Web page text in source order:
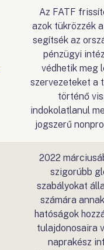
Az FATF
azok tükrözzék
segítsék az
pénzügyi
védhetik meg
szervezeteket a
történő
indokolatlanul
jogszerű
2022
szigorúbb
szabályokat
számára
hatóságok
tulajdonosaira
naprakész